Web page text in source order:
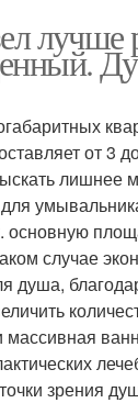
лучше
от 3
лишнее
основную
случае
душа,
массивная
зрения